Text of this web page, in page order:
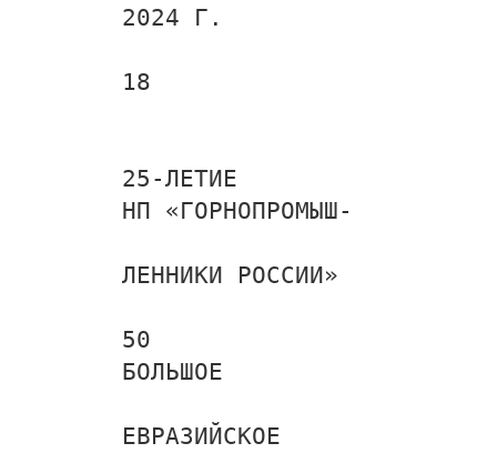
2024 Г.
18
25-ЛЕТИЕ
НП «ГОРНОПРОМЫШ-
ЛЕННИКИ РОССИИ»
50
БОЛЬШОЕ
ЕВРАЗИЙСКОЕ